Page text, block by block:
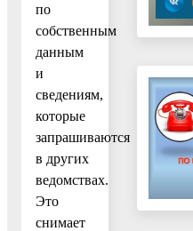
по
собственным
данным
и
сведениям,
которые
запрашиваются
в других
ведомствах.
Это
снимает